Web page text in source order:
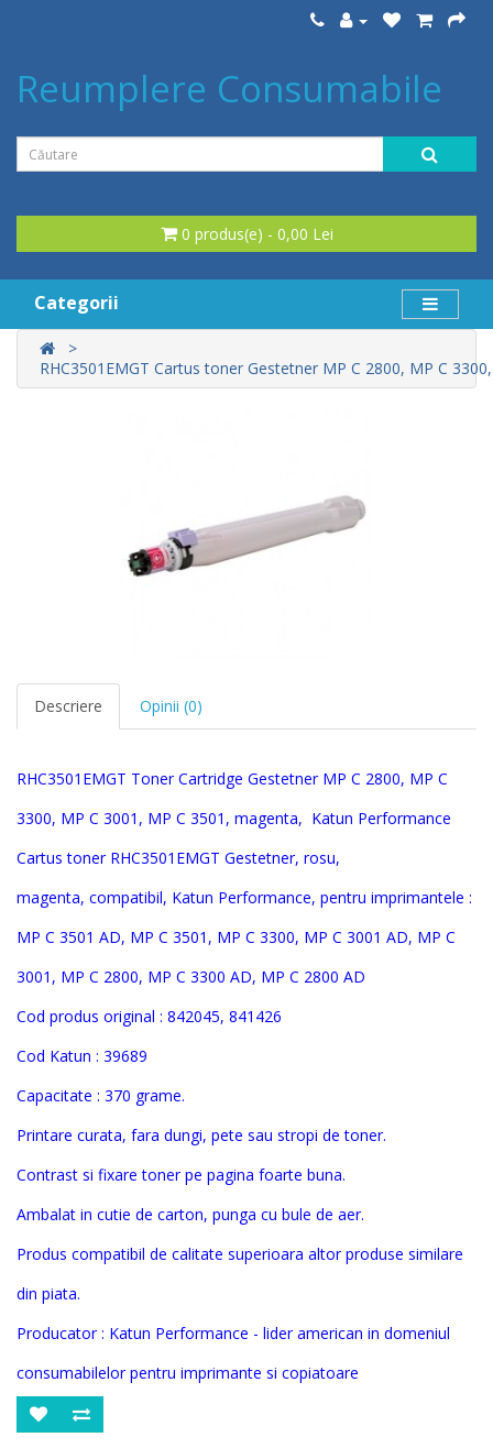
Reumplere Consumabile
0 produs(e) - 0,00 Lei
Categorii
RHC3501EMGT Cartus toner Gestetner MP C 2800, MP C
Descriere Opinii (0)
RHC3501EMGT Toner Cartridge Gestetner MP C 2800, MP C
3300, MP C 3001, MP C 3501, magenta, Katun Performance
Cartus toner RHC3501EMGT Gestetner, rosu,
magenta, compatibil, Katun Performance, pentru imprimantele :
MP C 3501 AD, MP C 3501, MP C 3300, MP C 3001 AD, MP C
3001, MP C 2800, MP C 3300 AD, MP C 2800 AD
Cod produs original : 842045, 841426
Cod Katun : 39689
Capacitate : 370 grame.
Printare curata, fara dungi, pete sau stropi de toner.
Contrast si fixare toner pe pagina foarte buna.
Ambalat in cutie de carton, punga cu bule de aer.
Produs compatibil de calitate superioara altor produse similare
din piata.
Producator : Katun Performance - lider american in domeniul
consumabilelor pentru imprimante si copiatoare